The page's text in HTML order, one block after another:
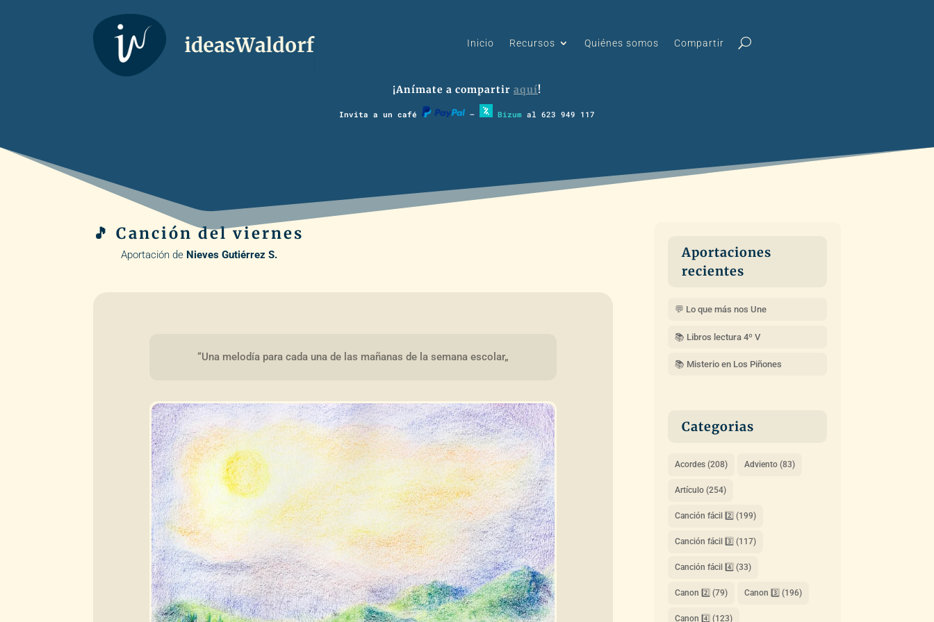
Inicio Recursos Quiénes somos Compartir
¡Anímate a compartir aquí!
Invita a un café – Bizum al 623 949 117
🎵 Canción del viernes
Aportación de Nieves Gutiérrez S.
“Una melodía para cada una de las mañanas de la semana escolar„
Aportaciones
recientes
💬 Lo que más nos Une
📚 Libros lectura 4º V
📚 Misterio en Los Piñones
Categorias
Acordes(208) Adviento(83)
Artículo(254)
Canción fácil 2️⃣ (199)
Canción fácil 3️⃣ (117)
Canción fácil 4️⃣ (33)
Canon 2️⃣ (79) Canon 3️⃣ (196)
Canon 4️⃣ (123)